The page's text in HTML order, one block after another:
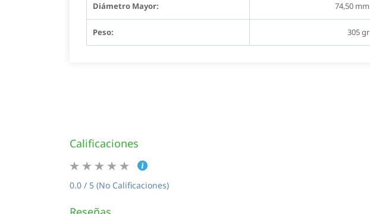
Diámetro Mayor: 74,50 mm
Peso: 305 gr
Calificaciones
0.0 / 5 (No Calificaciones)